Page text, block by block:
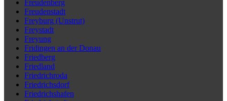
Freudenberg
Freudenstadt
Freyburg (Unstrut)
Freystadt
Freyung
Fridingen an der Donau
Friedberg
Friedland
Friedrichroda
Friedrichsdorf
Friedrichshafen